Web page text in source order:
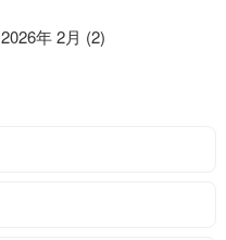
2026年 2月 (2)